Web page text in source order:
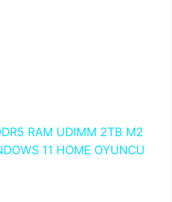
RAM UDIMM 2TB M2
11 HOME OYUNCU